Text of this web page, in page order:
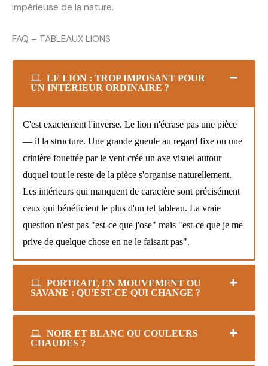
impérieuse de la nature.
FAQ – TABLEAUX LIONS
LE LION : TROP IMPOSANT POUR
UN INTÉRIEUR ORDINAIRE ?
C'est exactement l'inverse. Le lion n'écrase pas une pièce
— il la structure. Une grande gueule au regard fixe ou une
crinière fouettée par le vent crée un axe visuel autour
duquel tout le reste de la pièce s'organise naturellement.
Les intérieurs qui manquent de caractère sont précisément
ceux qui bénéficient le plus d'un tel tableau. La vraie
question n'est pas "est-ce que j'ose" mais "est-ce que je me
prive de quelque chose en ne le faisant pas".
PORTRAIT, EN MOUVEMENT OU
SAVANE : QU'EST-CE QUI CHANGE ?
NOIR ET BLANC OU COULEURS
CHAUDES ?